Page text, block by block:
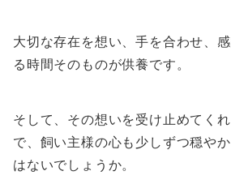
大切な存在を想い、手を合わせ、
る時間そのものが供養です。
そして、その想いを受け止めてく
で、飼い主様の心も少しずつ穏や
はないでしょうか。